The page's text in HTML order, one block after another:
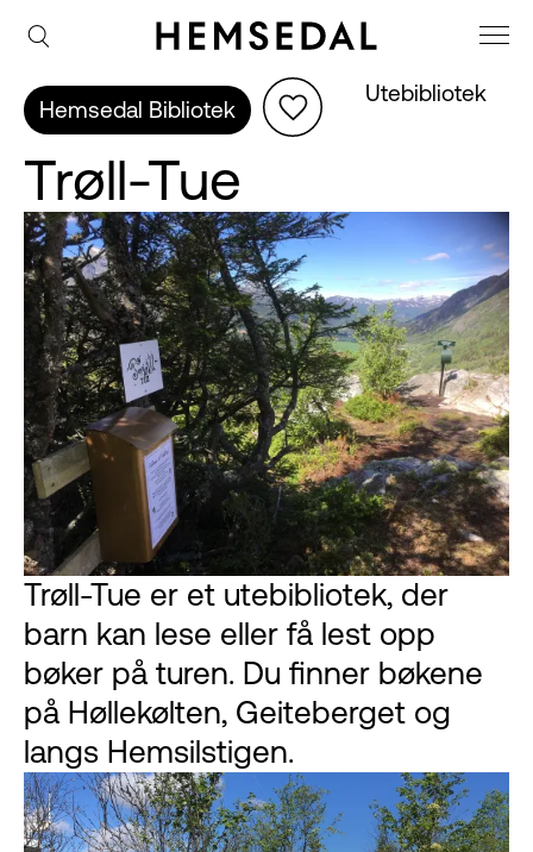
Hemsedal Bibliotek
Utebibliotek
Trøll-Tue
Trøll-Tue er et utebibliotek, der
barn kan lese eller få lest opp
bøker på turen. Du finner bøkene
på Høllekølten, Geiteberget og
langs Hemsilstigen.